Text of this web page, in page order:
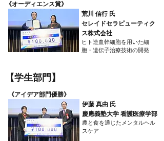
​《オーディエンス賞》
荒川 信行 氏
セレイドセラピューティク
ス株式会社
ヒト造血幹細胞を用いた細
胞・遺伝子治療技術の開発
​【学生部門】
​《アイデア部門優勝》
伊藤 真由 氏
慶應義塾大学 看護医療学部
農と食を通じたメンタルヘル
スケア